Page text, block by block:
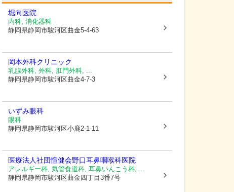
堀向医院
内科, 消化器科
静岡県静岡市駿河区曲金5-4-63
岡本外科クリニック
乳腺外科, 外科, 肛門外科, ...
静岡県静岡市駿河区曲金4-7-3
いずみ眼科
眼科
静岡県静岡市駿河区小鹿2-1-11
医療法人社団愃健会野口耳鼻咽喉科医院
アレルギー科, 気管食道科, 耳鼻いんこう科, ...
静岡県静岡市駿河区曲金四丁目3番7号